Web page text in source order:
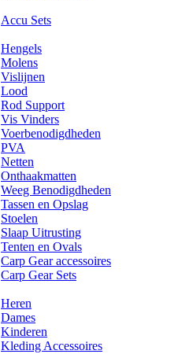
Accu Sets
Hengels
Molens
Vislijnen
Lood
Rod Support
Vis Vinders
Voerbenodigdheden
PVA
Netten
Onthaakmatten
Weeg Benodigdheden
Tassen en Opslag
Stoelen
Slaap Uitrusting
Tenten en Ovals
Carp Gear accessoires
Carp Gear Sets
Heren
Dames
Kinderen
Kleding Accessoires